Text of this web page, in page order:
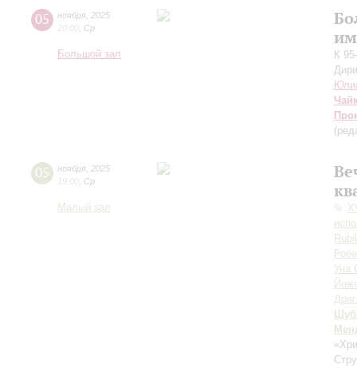
05 ноября 2025
20:00 Ср
Большой зал
К
05 ноября 2025
19:00 Ср
Малый зал
Уна